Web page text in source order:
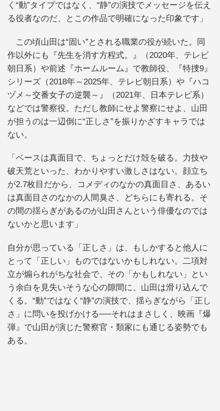
く“動”タイプではなく、“静”の演技でメッセージを伝え
る役者なのだ、とこの作品で明確になった印象です」
この頃山田は“固い”とされる職業の役が続いた。同
作以外にも『先生を消す方程式。』（2020年、テレビ
朝日系）や前述『ホームルーム』で教師役、『特捜9』
シリーズ（2018年～2025年、テレビ朝日系）や『ハコ
ヅメ～交番女子の逆襲～』（2021年、日本テレビ系）
などでは警察役。ただし教師にせよ警察にせよ、山田
が担うのは一辺倒に“正しさ”を振りかざすキャラでは
ない。
「ベースは真面目で、ちょっとだけ殻を破る。力技や
破天荒といった、わかりやすい激しさはない。顔立ち
が2.7枚目だから、コメディのなかの真面目さ、あるい
は真面目さのなかの人間臭さ、どちらにも寄れる。そ
の間の揺らぎがあるのが山田さんという俳優なのでは
ないかと思います」
自分が思っている「正しさ」は、もしかすると他人に
とって「正しい」ものではないかもしれない。二項対
立が煽られがちな社会で、その「かもしれない」とい
う余白を見失いそうな心の隙間に、山田は滑り込んで
くる。“動”ではなく“静”の演技で、揺らぎながら「正し
さ」に問いを投げかける──それはまさしく、映画『爆
弾』で山田が演じた警察官・類家にも通じる姿勢でも
ある。